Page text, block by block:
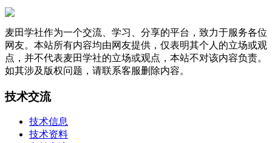
麦田学社作为一个交流、学习、分享的平台，致力于服务各位
网友。本站所有内容均由网友提供，仅表明其个人的立场或观
点，并不代表麦田学社的立场或观点，本站不对该内容负责。
如其涉及版权问题，请联系客服删除内容。
技术交流
技术信息
技术资料